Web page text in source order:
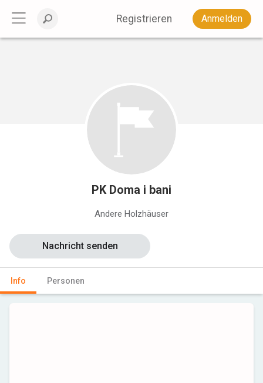
Registrieren Anmelden
PK Doma i bani
Andere Holzhäuser
Info Personen
Nachricht senden